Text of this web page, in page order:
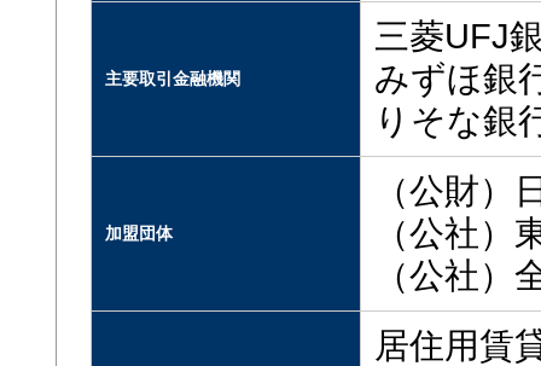
主要取引金融機関
三菱UFJ
みずほ銀
りそな銀
加盟団体
（公財）
（公社）
（公社）
居住用賃